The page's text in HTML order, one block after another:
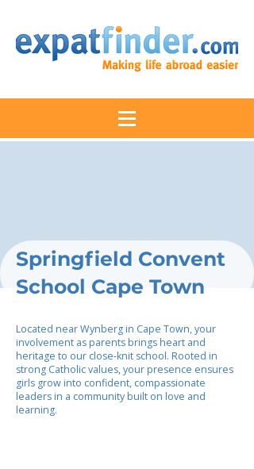
Springfield Convent
School Cape Town
Located near Wynberg in Cape Town, your
involvement as parents brings heart and
heritage to our close-knit school. Rooted in
strong Catholic values, your presence ensures
girls grow into confident, compassionate
leaders in a community built on love and
learning.